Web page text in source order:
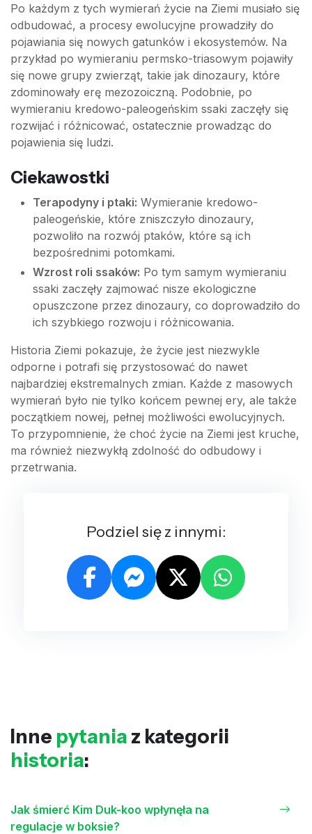
Po każdym z tych wymierań życie na Ziemi musiało się
odbudować, a procesy ewolucyjne prowadziły do
pojawiania się nowych gatunków i ekosystemów. Na
przykład po wymieraniu permsko-triasowym pojawiły
się nowe grupy zwierząt, takie jak dinozaury, które
zdominowały erę mezozoiczną. Podobnie, po
wymieraniu kredowo-paleogeńskim ssaki zaczęły się
rozwijać i różnicować, ostatecznie prowadząc do
pojawienia się ludzi.
Ciekawostki
Terapodyny i ptaki: Wymieranie kredowo-
paleogeńskie, które zniszczyło dinozaury,
pozwoliło na rozwój ptaków, które są ich
bezpośrednimi potomkami.
Wzrost roli ssaków: Po tym samym wymieraniu
ssaki zaczęły zajmować nisze ekologiczne
opuszczone przez dinozaury, co doprowadziło do
ich szybkiego rozwoju i różnicowania.
Historia Ziemi pokazuje, że życie jest niezwykle
odporne i potrafi się przystosować do nawet
najbardziej ekstremalnych zmian. Każde z masowych
wymierań było nie tylko końcem pewnej ery, ale także
początkiem nowej, pełnej możliwości ewolucyjnych.
To przypomnienie, że choć życie na Ziemi jest kruche,
ma również niezwykłą zdolność do odbudowy i
przetrwania.
Podziel się z innymi:
Inne pytania z kategorii
historia:
Jak śmierć Kim Duk-koo wpłynęła na
regulacje w boksie?